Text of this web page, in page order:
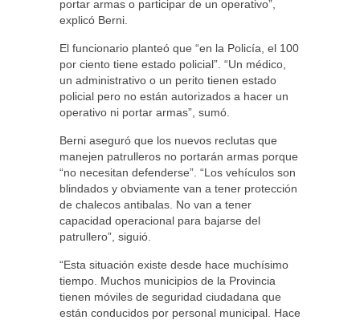
portar armas o participar de un operativo”,
explicó Berni.
El funcionario planteó que “en la Policía, el 100
por ciento tiene estado policial”. “Un médico,
un administrativo o un perito tienen estado
policial pero no están autorizados a hacer un
operativo ni portar armas”, sumó.
Berni aseguró que los nuevos reclutas que
manejen patrulleros no portarán armas porque
“no necesitan defenderse”. “Los vehículos son
blindados y obviamente van a tener protección
de chalecos antibalas. No van a tener
capacidad operacional para bajarse del
patrullero”, siguió.
“Esta situación existe desde hace muchísimo
tiempo. Muchos municipios de la Provincia
tienen móviles de seguridad ciudadana que
están conducidos por personal municipal. Hace